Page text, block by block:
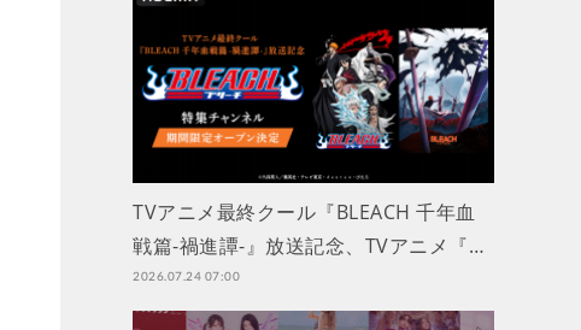
TVアニメ最終クール『BLEACH 千年血
戦篇-禍進譚-』放送記念、TVアニメ『…
2026.07.24 07:00